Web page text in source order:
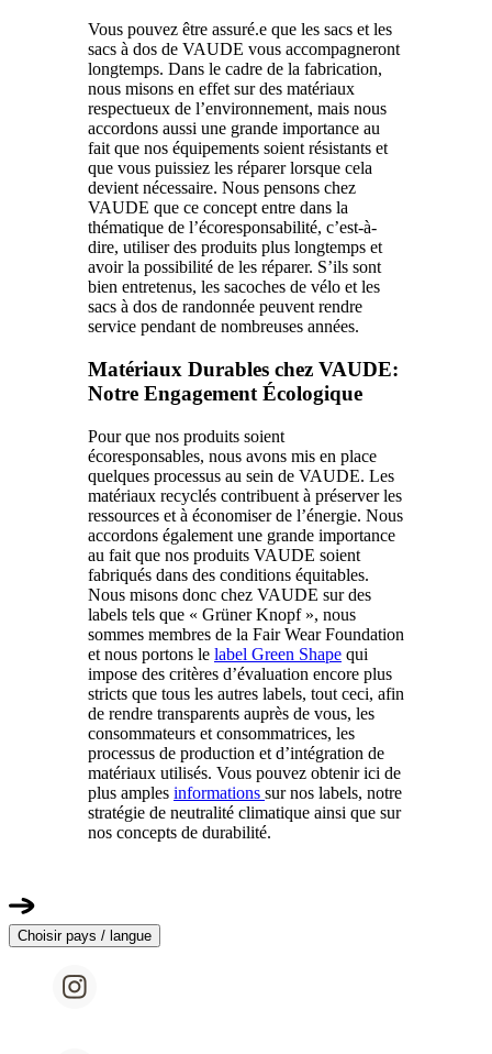
Vous pouvez être assuré.e que les sacs et les
sacs à dos de VAUDE vous accompagneront
longtemps. Dans le cadre de la fabrication,
nous misons en effet sur des matériaux
respectueux de l’environnement, mais nous
accordons aussi une grande importance au
fait que nos équipements soient résistants et
que vous puissiez les réparer lorsque cela
devient nécessaire. Nous pensons chez
VAUDE que ce concept entre dans la
thématique de l’écoresponsabilité, c’est-à-
dire, utiliser des produits plus longtemps et
avoir la possibilité de les réparer. S’ils sont
bien entretenus, les sacoches de vélo et les
sacs à dos de randonnée peuvent rendre
service pendant de nombreuses années.
Matériaux Durables chez VAUDE:
Notre Engagement Écologique
Pour que nos produits soient
écoresponsables, nous avons mis en place
quelques processus au sein de VAUDE. Les
matériaux recyclés contribuent à préserver les
ressources et à économiser de l’énergie. Nous
accordons également une grande importance
au fait que nos produits VAUDE soient
fabriqués dans des conditions équitables.
Nous misons donc chez VAUDE sur des
labels tels que « Grüner Knopf », nous
sommes membres de la Fair Wear Foundation
et nous portons le label Green Shape qui
impose des critères d’évaluation encore plus
stricts que tous les autres labels, tout ceci, afin
de rendre transparents auprès de vous, les
consommateurs et consommatrices, les
processus de production et d’intégration de
matériaux utilisés. Vous pouvez obtenir ici de
plus amples informations sur nos labels, notre
stratégie de neutralité climatique ainsi que sur
nos concepts de durabilité.
Choisir pays / langue